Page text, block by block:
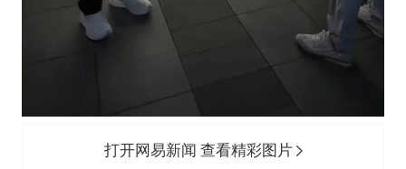
打开网易新闻 查看精彩图片